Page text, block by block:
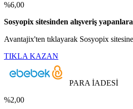
%6,00
Sosyopix sitesinden alışveriş
Avantajix'ten tıklayarak Sosyopix
TIKLA KAZAN
PARA İADESİ
%2,00